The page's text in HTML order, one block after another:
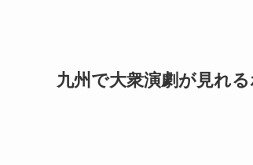
九州で大衆演劇が見れ